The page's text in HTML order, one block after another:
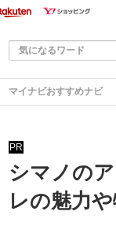
マイナビおすすめナビ
PR
シマノの
レの魅力